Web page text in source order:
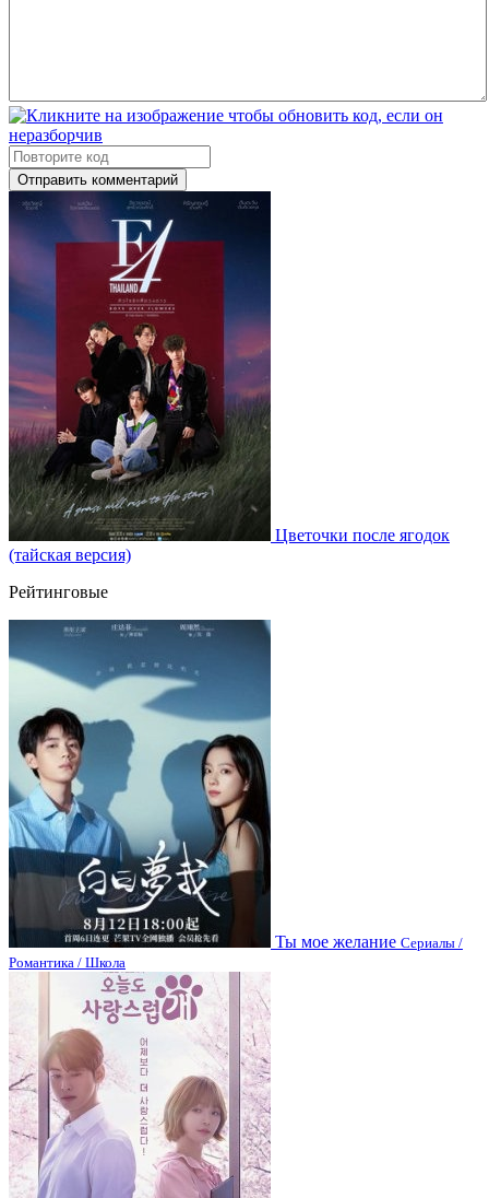
Отправить комментарий
Цветочки после ягодок
(тайская версия)
Рейтинговые
Ты мое желание Сериалы /
Романтика / Школа